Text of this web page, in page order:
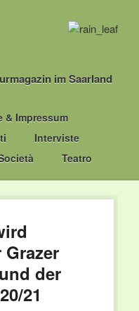
im Saarland
& Impressum
Interviste
Teatro
der
21